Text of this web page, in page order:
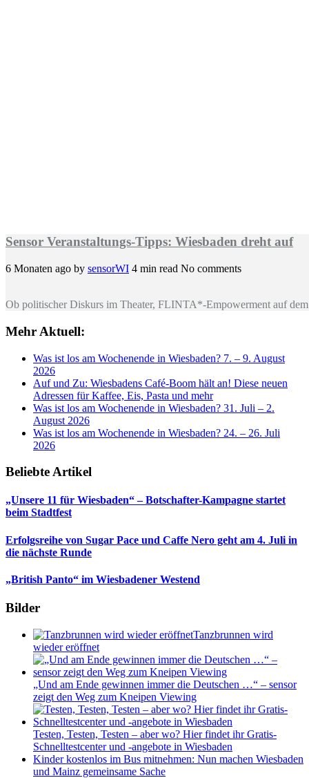
Sensor Veranstaltungs-Tipps: Wiesbaden dreht auf
6 Monaten ago by sensorWI 4 min read No comments
Ob politischer Diskurs im Theater, FLINTA*-Empowerment auf
Mehr Aktuell:
Was ist los am Wochenende in Wiesbaden? 7. – 9. August
2026
Auf und Zu: Wiesbadens Café-Boom hält an! Diese neuen
Adressen für Kaffee, Eis, Pasta und mehr
Was ist los am Wochenende in Wiesbaden? 31. Juli – 2.
August 2026
Was ist los am Wochenende in Wiesbaden? 24. – 26. Juli
2026
Beliebte Artikel
„Unsere 11 für Wiesbaden“ – Botschafter-Kampagne startet
beim Stadtfest
Erfolgsreihe von Sugar Pace und Caffe Nero geht am 4. Juli in
die nächste Runde
„British Panto“ im Wiesbadener Westend
Bilder
Tanzbrunnen wird
wieder eröffnet
„Und am Ende gewinnen immer die Deutschen …“ – sensor
zeigt den Weg zum Kneipen Viewing
Testen, Testen, Testen – aber wo? Hier findet ihr Gratis-
Schnelltestcenter und -angebote in Wiesbaden
Kinder kostenlos im Bus mitnehmen: Nun machen Wiesbaden
und Mainz gemeinsame Sache